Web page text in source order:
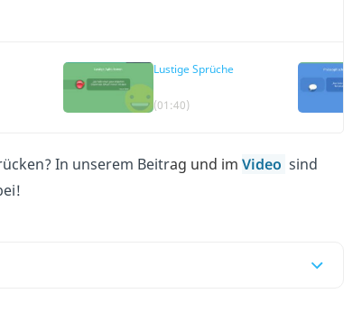
Lustige Sprüche
(01:40)
In unserem Beitrag und im Video sind